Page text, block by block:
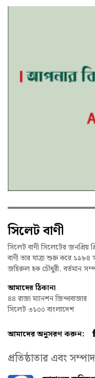
সিলেট বাণী
সিলেট বাণী সিলেটের জনপ্রিয়
বাণী তার যাত্রা শুরু করে ১৯৮৪
জহিরুল হক চৌধুরী, বর্তমান
আমাদের ঠিকানা
৪৪ রাজা ম্যানশন জিন্দাবাজার
সিলেট ৩১০০ বাংলাদেশ
আমাদের অনুসরণ করুন:
প্রতিষ্ঠাতার এবং